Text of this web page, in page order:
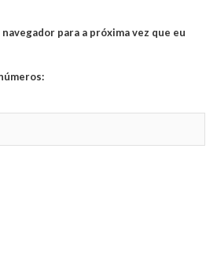
para a próxima vez que eu